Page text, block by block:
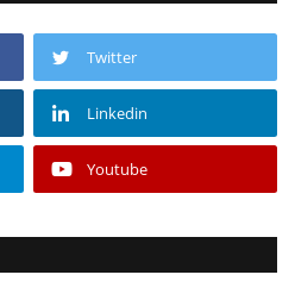
Twitter
Linkedin
Youtube